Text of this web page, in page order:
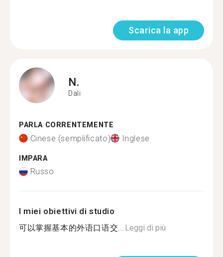
Scarica la app
N.
Dali
PARLA CORRENTEMENTE
Cinese (semplificato) Inglese
IMPARA
Russo
I miei obiettivi di studio
可以掌握基本的外语口语交...Leggi di più